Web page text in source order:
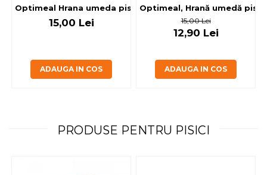
Optimeal Hrana umeda pisici
15,00 Lei
ADAUGA IN COS
Optimeal, Hrană umedă
15,00 Lei
12,90 Lei
ADAUGA IN COS
PRODUSE PENTRU PISICI